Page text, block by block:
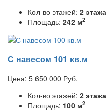
Кол-во этажей: 2 этажа
Площадь: 242 м2
С навесом 101 кв.м
Цена: 5 650 000 Руб.
Кол-во этажей: 2 этажа
Площадь: 100 м2